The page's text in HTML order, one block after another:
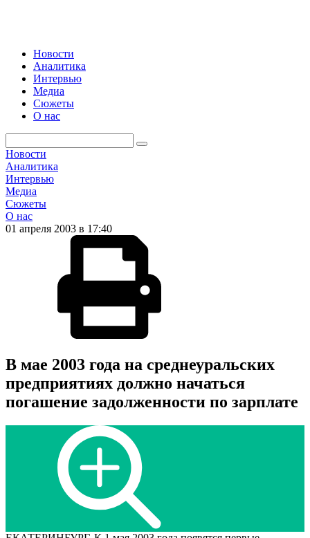
Новости
Аналитика
Интервью
Медиа
Сюжеты
О нас
Новости
Аналитика
Интервью
Медиа
Сюжеты
О нас
01 апреля 2003 в 17:40
В мае 2003 года на среднеуральских
предприятиях должно начаться
погашение задолженности по зарплате